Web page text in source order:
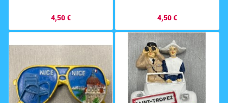
4,50 € 4,50 €